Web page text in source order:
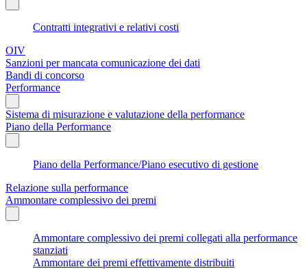
Contratti integrativi e relativi costi
OIV
Sanzioni per mancata comunicazione dei dati
Bandi di concorso
Performance
Sistema di misurazione e valutazione della performance
Piano della Performance
Piano della Performance/Piano esecutivo di gestione
Relazione sulla performance
Ammontare complessivo dei premi
Ammontare complessivo dei premi collegati alla performance
stanziati
Ammontare dei premi effettivamente distribuiti